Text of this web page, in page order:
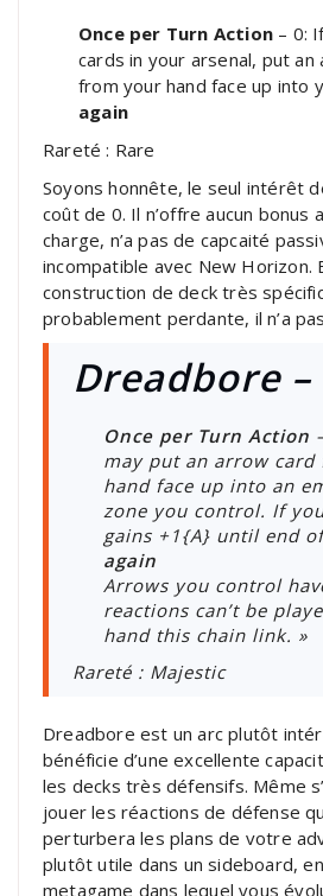
Once per Turn Action – 0:
cards in your arsenal, put an
from your hand face up into
again
Rareté : Rare
Soyons honnête, le seul intérêt
coût de 0. Il n’offre aucun bonus
charge, n’a pas de capcaité
incompatible avec New Horizon.
construction de deck très
probablement perdante, il n’a
Dreadbore –
Once per Turn Action
may put an arrow
hand face up into an
zone you control. If
gains +1{A} until end
again
Arrows you control
reactions can’t be
hand this chain link. »
Rareté : Majestic
Dreadbore est un arc plutôt
bénéficie d’une excellente
les decks très défensifs. Même
jouer les réactions de défense
perturbera les plans de votre
plutôt utile dans un sideboard,
metagame dans lequel vous